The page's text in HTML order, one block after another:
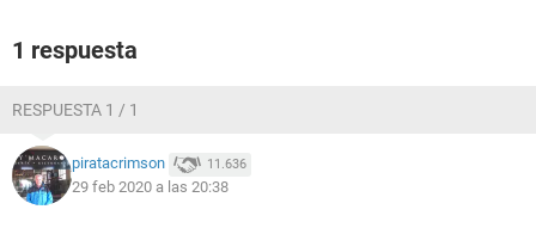
1 respuesta
RESPUESTA 1 / 1
piratacrimson 11.636
29 feb 2020 a las 20:38